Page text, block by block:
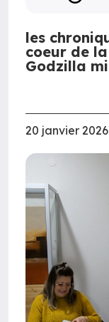
les
coeur de
Godzilla
20 janvier 2026